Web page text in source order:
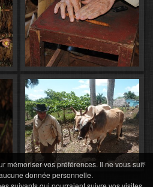
×
mémoriser vos préférences. Il ne vous suit
donnée personnelle.